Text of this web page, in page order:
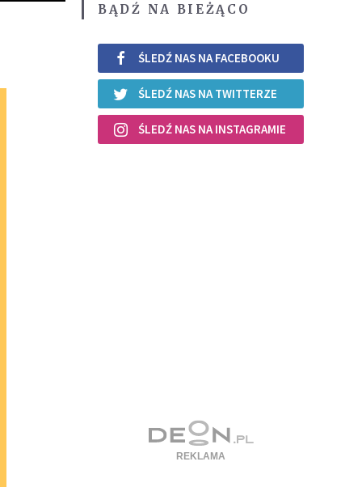
BĄDŹ NA BIEŻĄCO
ŚLEDŹ NAS NA FACEBOOKU
ŚLEDŹ NAS NA TWITTERZE
ŚLEDŹ NAS NA INSTAGRAMIE